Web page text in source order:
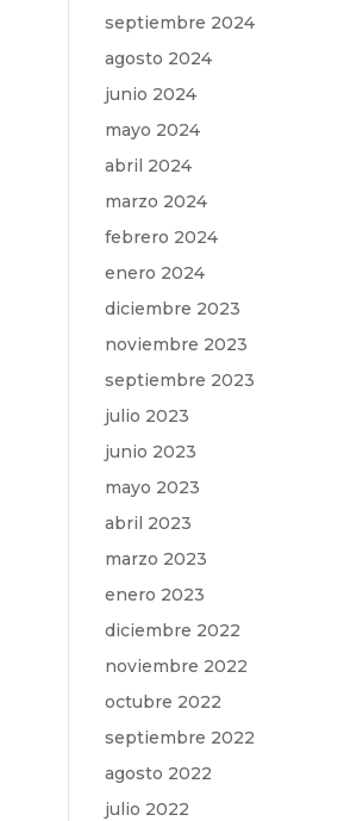
septiembre 2024
agosto 2024
junio 2024
mayo 2024
abril 2024
marzo 2024
febrero 2024
enero 2024
diciembre 2023
noviembre 2023
septiembre 2023
julio 2023
junio 2023
mayo 2023
abril 2023
marzo 2023
enero 2023
diciembre 2022
noviembre 2022
octubre 2022
septiembre 2022
agosto 2022
julio 2022